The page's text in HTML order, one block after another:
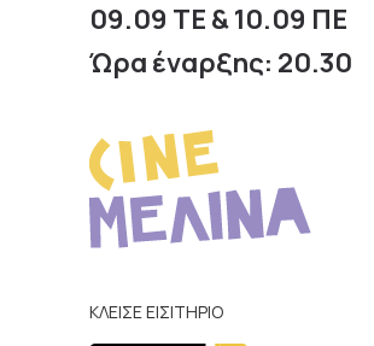
09.09 ΤΕ & 10.09 ΠΕ
Ώρα έναρξης: 20.30
ΚΛΕΙΣΕ ΕΙΣΙΤΗΡΙΟ